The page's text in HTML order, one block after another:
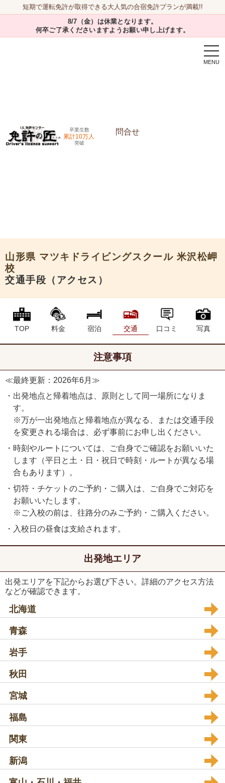
短期で運転免許が取得できる大人気の合宿免許プランが満載!!
8/7（金）は休業となります。
何卒ご了承くださいますようお願い申し上げます。
卒業生数
累計10万人
突破
問合せ
山形県 マツキドライビングスクール 米沢松岬
校
交通手段（アクセス）
TOP 料金 宿泊 交通 口コミ 写真
注意事項
≪最終更新：2026年6月≫
・出発地点と帰着地点は、原則として同一場所になりま
す。
※万が一出発地点と帰着地点が異なる、または交通手段
を変更される場合は、必ず事前にお申し出ください。
・時刻やルートについては、ご自身でご確認をお願いいた
します（平日と土・日・祝日で時刻・ルートが異なる場
合もあります）。
・切符・チケットのご予約・ご購入は、ご自身でご対応を
お願いいたします。
※ご入校の前は、往路分のみご予約・ご購入ください。
・入校日の昼食は支給されます。
出発地エリア
出発エリアを下記からお選び下さい。詳細のアクセス方法
などが確認できます。
北海道
青森
岩手
秋田
宮城
福島
関東
新潟